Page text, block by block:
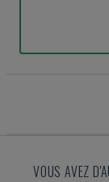
VOUS AVEZ